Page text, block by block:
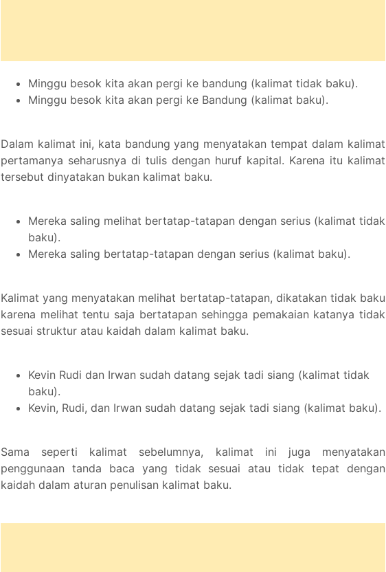
Minggu besok kita akan pergi ke bandung (kalimat tidak baku).
Minggu besok kita akan pergi ke Bandung (kalimat baku).
Dalam kalimat ini, kata bandung yang menyatakan tempat dalam kalimat
pertamanya seharusnya di tulis dengan huruf kapital. Karena itu kalimat
tersebut dinyatakan bukan kalimat baku.
Mereka saling melihat bertatap-tatapan dengan serius (kalimat tidak
baku).
Mereka saling bertatap-tatapan dengan serius (kalimat baku).
Kalimat yang menyatakan melihat bertatap-tatapan, dikatakan tidak baku
karena melihat tentu saja bertatapan sehingga pemakaian katanya tidak
sesuai struktur atau kaidah dalam kalimat baku.
Kevin Rudi dan Irwan sudah datang sejak tadi siang (kalimat tidak
baku).
Kevin, Rudi, dan Irwan sudah datang sejak tadi siang (kalimat baku).
Sama seperti kalimat sebelumnya, kalimat ini juga menyatakan
penggunaan tanda baca yang tidak sesuai atau tidak tepat dengan
kaidah dalam aturan penulisan kalimat baku.